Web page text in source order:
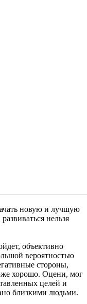
новую и лучшую
нельзя
объективно
вероятностью
стороны,
хорошо. Оцени, мог
целей и
близкими людьми.